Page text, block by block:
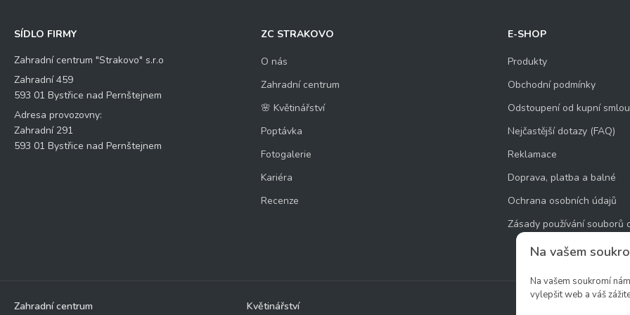
Na vašem
Na vašem soukromí
vylepšit web a váš
SÍDLO FIRMY
Zahradní centrum "Strakovo" s.r.o
Zahradní 459
593 01 Bystřice nad Pernštejnem
Adresa provozovny:
Zahradní 291
593 01 Bystřice nad Pernštejnem
ZC STRAKOVO
O nás
Zahradní centrum
🌸 Květinářství
Poptávka
Fotogalerie
Kariéra
Recenze
E-SHOP
Produkty
Obchodní podmínky
Odstoupení od kupní
Nejčastější dotazy (FAQ)
Reklamace
Doprava, platba a balné
Ochrana osobních údajů
Zásady používání souborů
Zahradní centrum Květinářství